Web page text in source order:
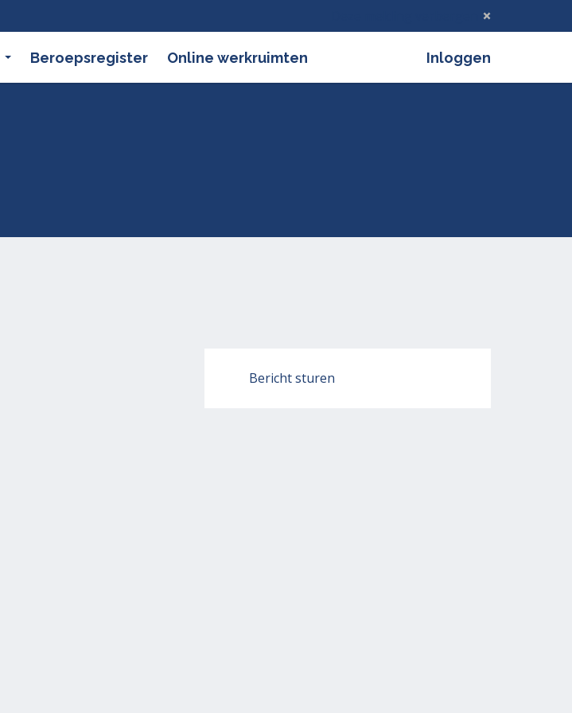
Beroepsregister Online werkruimten Inloggen
Bericht sturen